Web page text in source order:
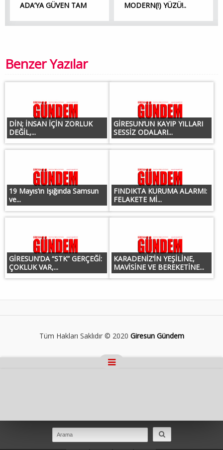
ADA’YA GÜVEN TAM
MODERN(!) YÜZÜ!..
Benzer Yazılar
DİN; İNSAN İÇİN ZORLUK
DEĞİL,...
GİRESUN’UN KAYIP YILLARI
SESSİZ ODALARI...
19 Mayıs’ın Işığında Samsun
ve...
FINDIKTA KURUMA ALARMI:
FELAKETE Mİ...
GİRESUN’DA “STK” GERÇEĞİ:
ÇOKLUK VAR,...
KARADENİZ’İN YEŞİLİNE,
MAVİSİNE VE BEREKETİNE...
Tüm Hakları Saklıdır © 2020 Giresun Gündem